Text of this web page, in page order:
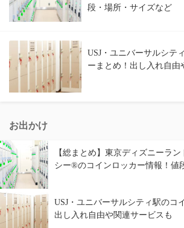
段・場所・サイズなど
USJ・ユニバーサルシテ
ーまとめ！出し入れ自由
お出かけ
【総まとめ】東京ディズニーラ
シー®のコインロッカー情報！値
USJ・ユニバーサルシティ駅のコ
出し入れ自由や関連サービスも